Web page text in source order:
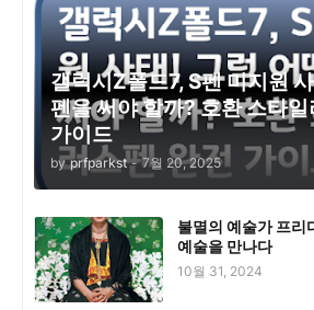
갤럭시Z폴드7, S펜 미지원
펜을 써야 할까? 호환 스타
가이드
by prfparkst - 7월 20, 2025
불멸의 예술가 프리
예술을 만나다
10월 31, 2024